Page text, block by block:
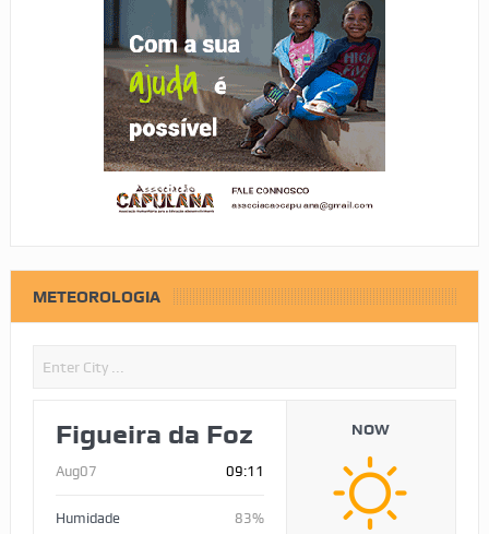
METEOROLOGIA
Figueira da Foz
Aug07 09:11
Humidade
83%
NOW